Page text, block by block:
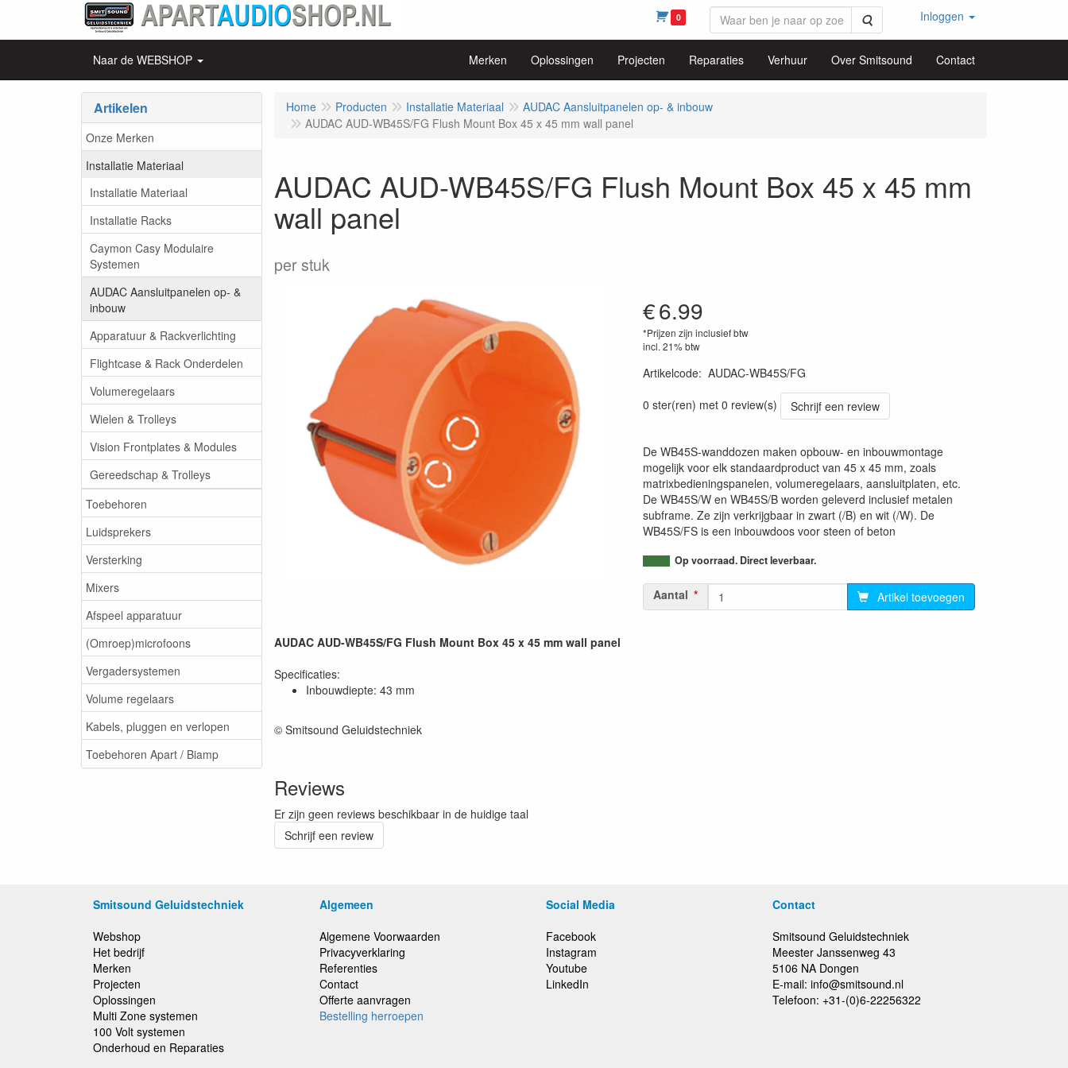
0 Zoeken Inloggen
Naar de WEBSHOP Merken Oplossingen Projecten Reparaties Verhuur Over Smitsound Contact
Artikelen
Onze Merken
Installatie Materiaal
Installatie Materiaal
Installatie Racks
Caymon Casy Modulaire
Systemen
AUDAC Aansluitpanelen op- &
inbouw
Apparatuur & Rackverlichting
Flightcase & Rack Onderdelen
Volumeregelaars
Wielen & Trolleys
Vision Frontplates & Modules
Gereedschap & Trolleys
Toebehoren
Luidsprekers
Versterking
Mixers
Afspeel apparatuur
(Omroep)microfoons
Vergadersystemen
Volume regelaars
Kabels, pluggen en verlopen
Toebehoren Apart / Biamp
Home Producten Installatie Materiaal
AUDAC Aansluitpanelen op- & inbouw
AUDAC AUD-WB45S/FG Flush Mount Box 45 x 45 mm wall panel
AUDAC AUD-WB45S/FG Flush Mount Box 45 x 45 mm
wall panel
per stuk
€6.99
*Prijzen zijn inclusief btw
incl. 21% btw
Artikelcode: AUDAC-WB45S/FG
0 ster(ren) met 0 review(s)
Schrijf een review
De WB45S-wanddozen maken opbouw- en inbouwmontage
mogelijk voor elk standaardproduct van 45 x 45 mm, zoals
matrixbedieningspanelen, volumeregelaars, aansluitplaten, etc.
De WB45S/W en WB45S/B worden geleverd inclusief metalen
subframe. Ze zijn verkrijgbaar in zwart (/B) en wit (/W). De
WB45S/FS is een inbouwdoos voor steen of beton
Op voorraad. Direct leverbaar.
Aantal Artikel toevoegen
AUDAC AUD-WB45S/FG Flush Mount Box 45 x 45 mm wall panel
Specificaties:
Inbouwdiepte: 43 mm
© Smitsound Geluidstechniek
Reviews
Er zijn geen reviews beschikbaar in de huidige taal
Schrijf een review
Smitsound Geluidstechniek
Webshop
Het bedrijf
Merken
Projecten
Oplossingen
Multi Zone systemen
100 Volt systemen
Onderhoud en Reparaties
Algemeen
Algemene Voorwaarden
Privacyverklaring
Referenties
Contact
Offerte aanvragen
Bestelling herroepen
Social Media
Facebook
Instagram
Youtube
LinkedIn
Contact
Smitsound Geluidstechniek
Meester Janssenweg 43
5106 NA Dongen
E-mail: info@smitsound.nl
Telefoon: +31-(0)6-22256322